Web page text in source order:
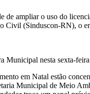
de ampliar o uso do
Civil (Sinduscon-RN), o
Municipal nesta sexta-
em Natal estão
Municipal de Meio